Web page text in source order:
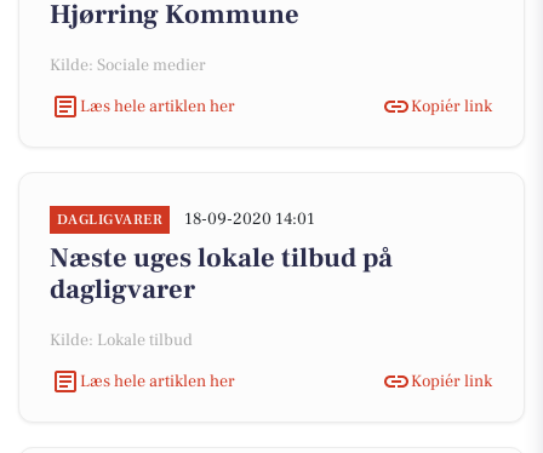
Hjørring Kommune
Kilde: Sociale medier
Læs hele artiklen her
Kopiér link
DAGLIGVARER 18-09-2020 14:01
Næste uges lokale tilbud på
dagligvarer
Kilde: Lokale tilbud
Læs hele artiklen her
Kopiér link